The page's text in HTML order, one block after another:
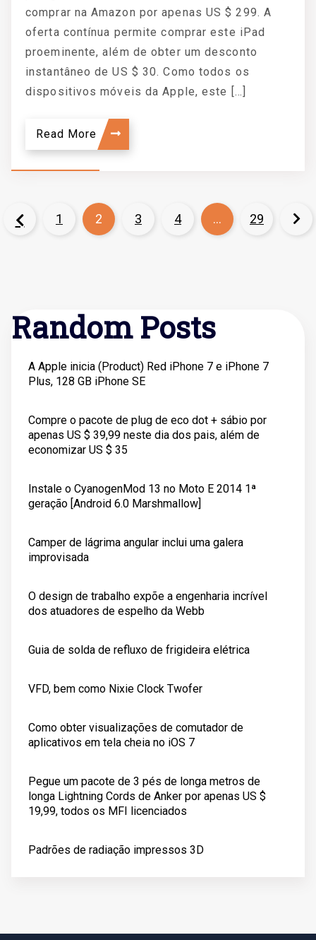
comprar na Amazon por apenas US $ 299. A
oferta contínua permite comprar este iPad
proeminente, além de obter um desconto
instantâneo de US $ 30. Como todos os
dispositivos móveis da Apple, este […]
Read More
1 2 3 4 … 29
Random Posts
A Apple inicia (Product) Red iPhone 7 e iPhone 7
Plus, 128 GB iPhone SE
Compre o pacote de plug de eco dot + sábio por
apenas US $ 39,99 neste dia dos pais, além de
economizar US $ 35
Instale o CyanogenMod 13 no Moto E 2014 1ª
geração [Android 6.0 Marshmallow]
Camper de lágrima angular inclui uma galera
improvisada
O design de trabalho expõe a engenharia incrível
dos atuadores de espelho da Webb
Guia de solda de refluxo de frigideira elétrica
VFD, bem como Nixie Clock Twofer
Como obter visualizações de comutador de
aplicativos em tela cheia no iOS 7
Pegue um pacote de 3 pés de longa metros de
longa Lightning Cords de Anker por apenas US $
19,99, todos os MFI licenciados
Padrões de radiação impressos 3D